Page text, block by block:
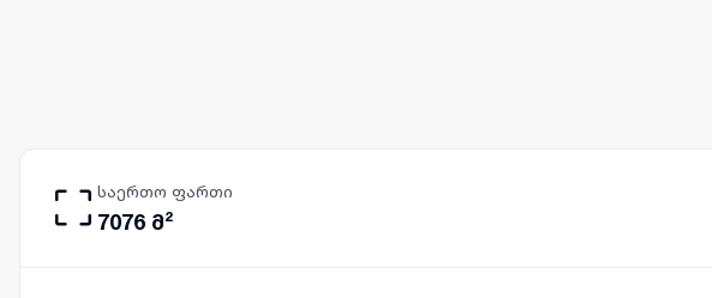
საერთო ფართი
7076 მ²